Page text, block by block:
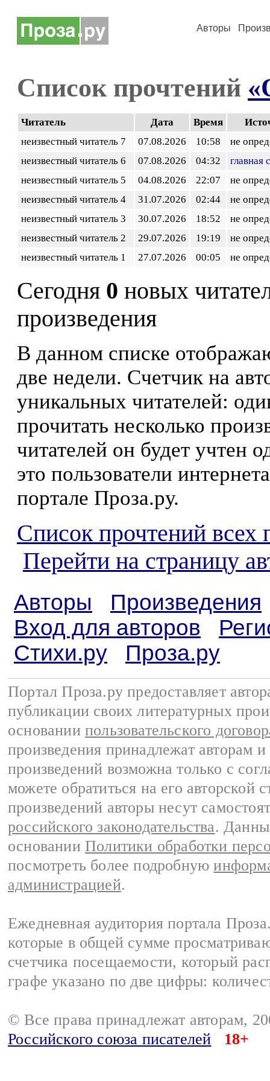
Авторы
Список прочтений
Читатель Дата Время
неизвестный читатель 7
07.08.2026 10:58
не
неизвестный читатель 6
07.08.2026 04:32
главная
неизвестный читатель 5
04.08.2026 22:07
не
неизвестный читатель 4
31.07.2026 02:44
не
неизвестный читатель 3
30.07.2026 18:52
не
неизвестный читатель 2
29.07.2026 19:19
не
неизвестный читатель 1
27.07.2026 00:05 не
Сегодня 0 новых
произведения
В данном списке
две недели. Счетчик на
уникальных читателей:
прочитать несколько
читателей он будет учтен
это пользователи
портале Проза.ру.
Список прочтений всех
Перейти на страницу
Авторы
Произведения
Вход для авторов
Стихи.ру
Проза.ру
Портал Проза.ру предоставляет
публикации своих литературных
основании пользовательского
произведения принадлежат авторам
произведений возможна только с
можете обратиться на его авторской
произведений авторы несут
российского законодательства.
основании Политики обработки
посмотреть более подробную
администрацией.
Ежедневная аудитория портала
которые в общей сумме
счетчика посещаемости, который
графе указано по две цифры:
© Все права принадлежат авторам,
Российского союза писателей
18+